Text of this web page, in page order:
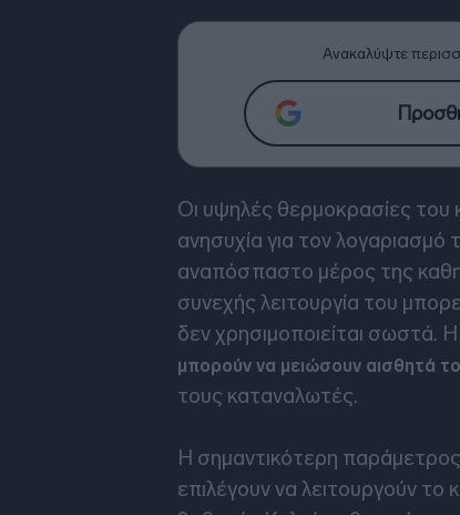
Ανακαλύψτε
Οι υψηλές θερμοκρασίες του
ανησυχία για τον λογαριασμό
αναπόσπαστο μέρος της
συνεχής λειτουργία του
δεν χρησιμοποιείται σωστά.
μπορούν να μειώσουν αισθητά
τους καταναλωτές.
Η σημαντικότερη παράμετρος
επιλέγουν να λειτουργούν το